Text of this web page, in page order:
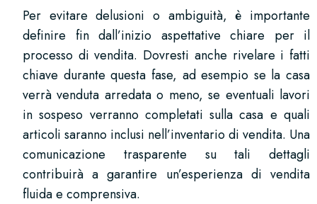
Per evitare delusioni o ambiguità, è importante
definire fin dall’inizio aspettative chiare per il
processo di vendita. Dovresti anche rivelare i fatti
chiave durante questa fase, ad esempio se la casa
verrà venduta arredata o meno, se eventuali lavori
in sospeso verranno completati sulla casa e quali
articoli saranno inclusi nell’inventario di vendita. Una
comunicazione trasparente su tali dettagli
contribuirà a garantire un’esperienza di vendita
fluida e comprensiva.